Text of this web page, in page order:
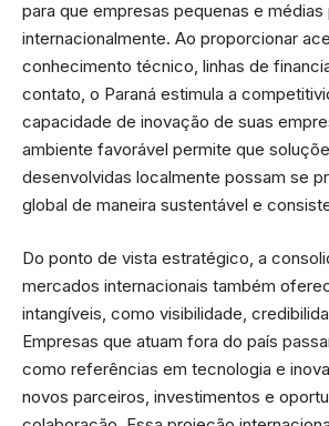
para que empresas pequenas e
internacionalmente. Ao proporcionar
conhecimento técnico, linhas de
contato, o Paraná estimula a
capacidade de inovação de suas
ambiente favorável permite que
desenvolvidas localmente possam se
global de maneira sustentável e
Do ponto de vista estratégico, a
mercados internacionais também
intangíveis, como visibilidade,
Empresas que atuam fora do país
como referências em tecnologia e
novos parceiros, investimentos e